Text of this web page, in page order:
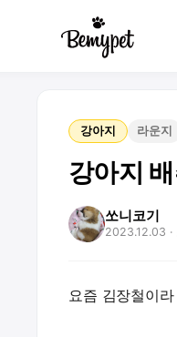
강아지 라운지
강아지
쏘니코기
2023.12.03
요즘 김장철이